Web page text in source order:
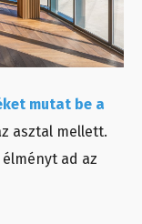
mutat be a
asztal mellett.
ad az